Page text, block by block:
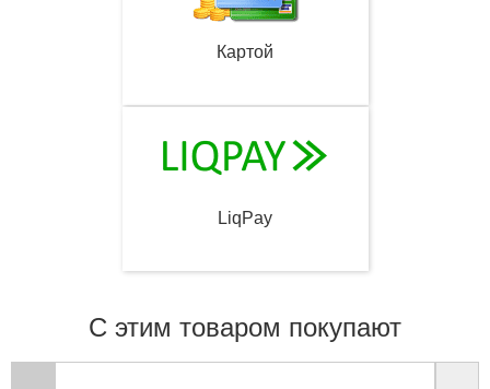
Картой
LiqPay
С этим товаром покупают